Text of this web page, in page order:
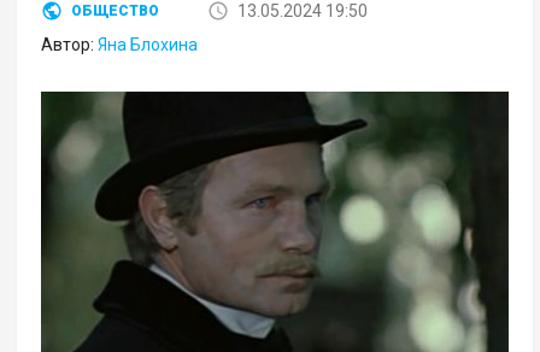
ОБЩЕСТВО
13.05.2024 19:50
Автор:Яна Блохина